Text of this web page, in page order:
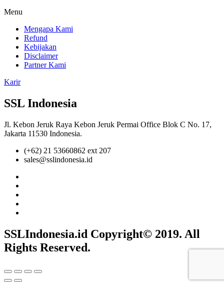
Menu
Mengapa Kami
Refund
Kebijakan
Disclaimer
Partner Kami
Karir
SSL Indonesia
Jl. Kebon Jeruk Raya Kebon Jeruk Permai Office Blok C No. 17,
Jakarta 11530 Indonesia.
(+62) 21 53660862 ext 207
sales@sslindonesia.id
SSLIndonesia.id Copyright© 2019. All
Rights Reserved.